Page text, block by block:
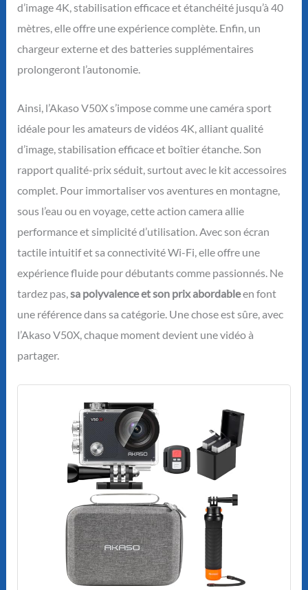
d’image 4K, stabilisation efficace et étanchéité jusqu’à 40
mètres, elle offre une expérience complète. Enfin, un
chargeur externe et des batteries supplémentaires
prolongeront l’autonomie.
Ainsi, l’Akaso V50X s’impose comme une caméra sport
idéale pour les amateurs de vidéos 4K, alliant qualité
d’image, stabilisation efficace et boîtier étanche. Son
rapport qualité-prix séduit, surtout avec le kit accessoires
complet. Pour immortaliser vos aventures en montagne,
sous l’eau ou en voyage, cette action camera allie
performance et simplicité d’utilisation. Avec son écran
tactile intuitif et sa connectivité Wi-Fi, elle offre une
expérience fluide pour débutants comme passionnés. Ne
tardez pas,sa polyvalence et son prix abordableen font
une référence dans sa catégorie. Une chose est sûre, avec
l’Akaso V50X, chaque moment devient une vidéo à
partager.